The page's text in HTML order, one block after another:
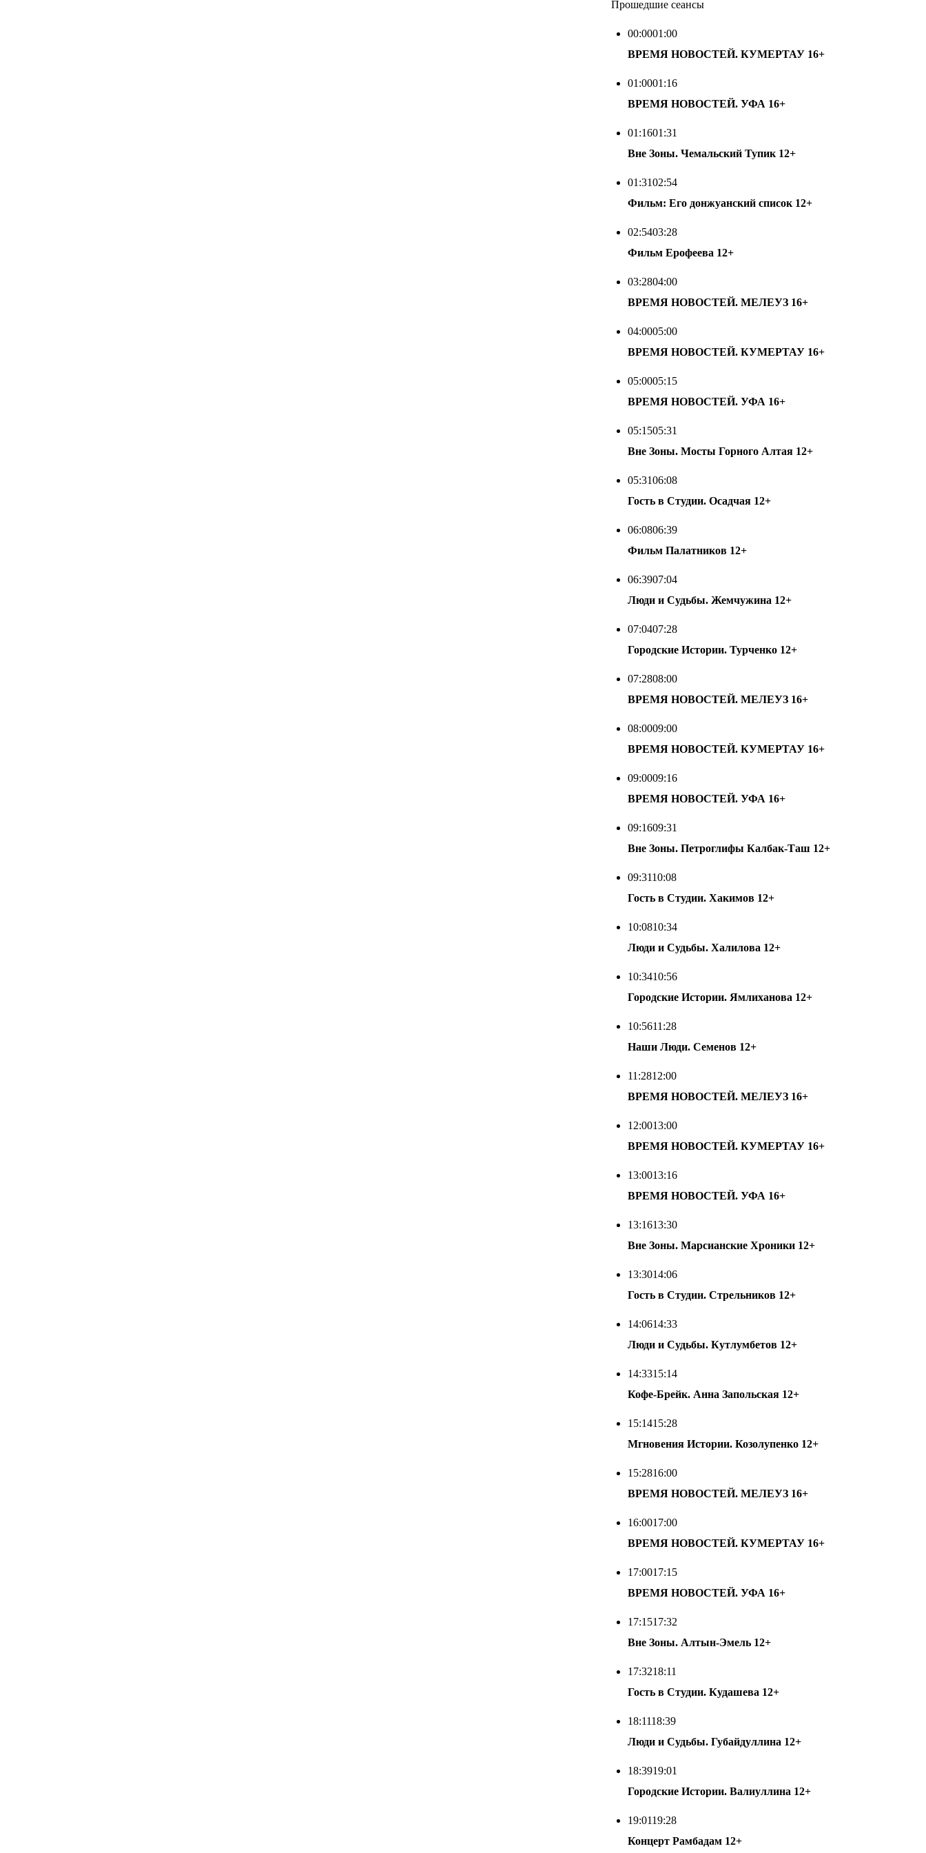
Прошедшие сеансы
00:0001:00
ВРЕМЯ НОВОСТЕЙ. КУМЕРТАУ 16+
01:0001:16
ВРЕМЯ НОВОСТЕЙ. УФА 16+
01:1601:31
Вне Зоны. Чемальский Тупик 12+
01:3102:54
Фильм: Его донжуанский список 12+
02:5403:28
Фильм Ерофеева 12+
03:2804:00
ВРЕМЯ НОВОСТЕЙ. МЕЛЕУЗ 16+
04:0005:00
ВРЕМЯ НОВОСТЕЙ. КУМЕРТАУ 16+
05:0005:15
ВРЕМЯ НОВОСТЕЙ. УФА 16+
05:1505:31
Вне Зоны. Мосты Горного Алтая 12+
05:3106:08
Гость в Студии. Осадчая 12+
06:0806:39
Фильм Палатников 12+
06:3907:04
Люди и Судьбы. Жемчужина 12+
07:0407:28
Городские Истории. Турченко 12+
07:2808:00
ВРЕМЯ НОВОСТЕЙ. МЕЛЕУЗ 16+
08:0009:00
ВРЕМЯ НОВОСТЕЙ. КУМЕРТАУ 16+
09:0009:16
ВРЕМЯ НОВОСТЕЙ. УФА 16+
09:1609:31
Вне Зоны. Петроглифы Калбак-Таш 12+
09:3110:08
Гость в Студии. Хакимов 12+
10:0810:34
Люди и Судьбы. Халилова 12+
10:3410:56
Городские Истории. Ямлиханова 12+
10:5611:28
Наши Люди. Семенов 12+
11:2812:00
ВРЕМЯ НОВОСТЕЙ. МЕЛЕУЗ 16+
12:0013:00
ВРЕМЯ НОВОСТЕЙ. КУМЕРТАУ 16+
13:0013:16
ВРЕМЯ НОВОСТЕЙ. УФА 16+
13:1613:30
Вне Зоны. Марсианские Хроники 12+
13:3014:06
Гость в Студии. Стрельников 12+
14:0614:33
Люди и Судьбы. Кутлумбетов 12+
14:3315:14
Кофе-Брейк. Анна Запольская 12+
15:1415:28
Мгновения Истории. Козолупенко 12+
15:2816:00
ВРЕМЯ НОВОСТЕЙ. МЕЛЕУЗ 16+
16:0017:00
ВРЕМЯ НОВОСТЕЙ. КУМЕРТАУ 16+
17:0017:15
ВРЕМЯ НОВОСТЕЙ. УФА 16+
17:1517:32
Вне Зоны. Алтын-Эмель 12+
17:3218:11
Гость в Студии. Кудашева 12+
18:1118:39
Люди и Судьбы. Губайдуллина 12+
18:3919:01
Городские Истории. Валиуллина 12+
19:0119:28
Концерт Рамбадам 12+